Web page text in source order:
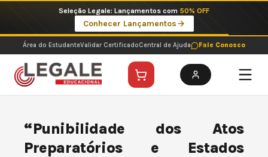
o
conteúdo
Seleção Legale: Lançamentos com 50% OFF
Conhecer Lançamentos
Área do EstudanteValidar CertificadoCentral de Ajuda Fale Conosco
“Punibilidade dos Atos
Preparatórios e Estados